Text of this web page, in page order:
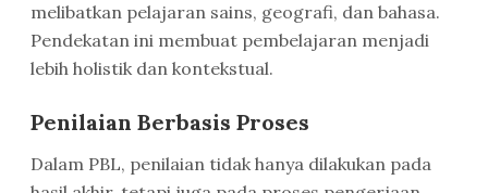
melibatkan pelajaran sains, geografi, dan bahasa.
Pendekatan ini membuat pembelajaran menjadi
lebih holistik dan kontekstual.
Penilaian Berbasis Proses
Dalam PBL, penilaian tidak hanya dilakukan pada